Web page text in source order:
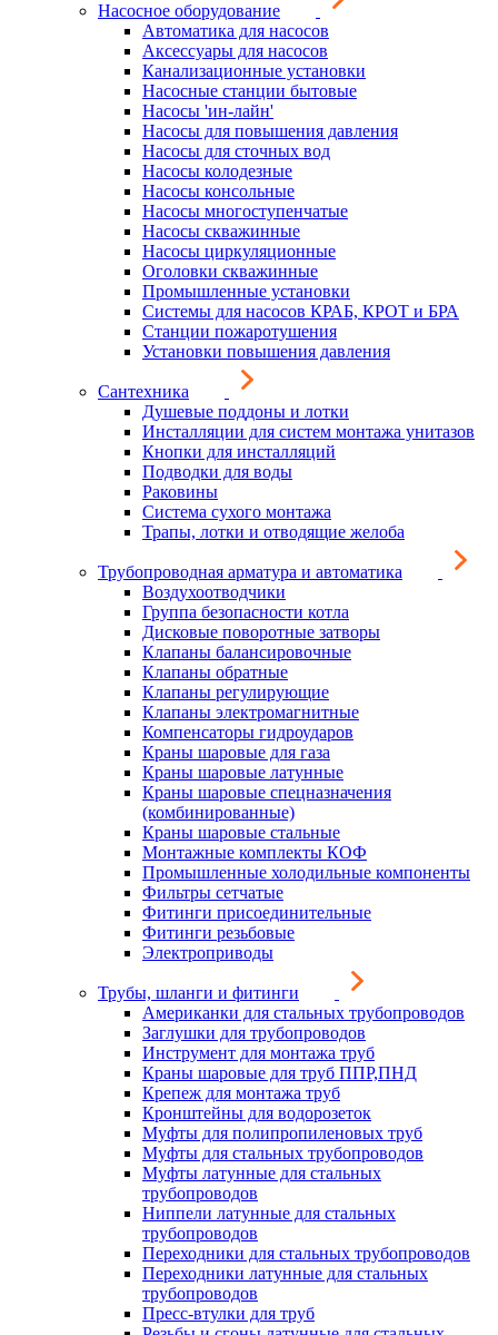
Насосное оборудование
Автоматика для насосов
Аксессуары для насосов
Канализационные установки
Насосные станции бытовые
Насосы 'ин-лайн'
Насосы для повышения давления
Насосы для сточных вод
Насосы колодезные
Насосы консольные
Насосы многоступенчатые
Насосы скважинные
Насосы циркуляционные
Оголовки скважинные
Промышленные установки
Системы для насосов КРАБ, КРОТ и БРА
Станции пожаротушения
Установки повышения давления
Сантехника
Душевые поддоны и лотки
Инсталляции для систем монтажа унитазов
Кнопки для инсталляций
Подводки для воды
Раковины
Система сухого монтажа
Трапы, лотки и отводящие желоба
Трубопроводная арматура и автоматика
Воздухоотводчики
Группа безопасности котла
Дисковые поворотные затворы
Клапаны балансировочные
Клапаны обратные
Клапаны регулирующие
Клапаны электромагнитные
Компенсаторы гидроударов
Краны шаровые для газа
Краны шаровые латунные
Краны шаровые спецназначения
(комбинированные)
Краны шаровые стальные
Монтажные комплекты КОФ
Промышленные холодильные компоненты
Фильтры сетчатые
Фитинги присоединительные
Фитинги резьбовые
Электроприводы
Трубы, шланги и фитинги
Американки для стальных трубопроводов
Заглушки для трубопроводов
Инструмент для монтажа труб
Краны шаровые для труб ППР,ПНД
Крепеж для монтажа труб
Кронштейны для водорозеток
Муфты для полипропиленовых труб
Муфты для стальных трубопроводов
Муфты латунные для стальных
трубопроводов
Ниппели латунные для стальных
трубопроводов
Переходники для стальных трубопроводов
Переходники латунные для стальных
трубопроводов
Пресс-втулки для труб